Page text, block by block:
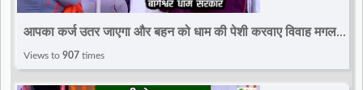
आपका कर्ज उतर जाएगा और बहन को धाम की पेशी करवाए विवाह मगल
पूर्ण हो जाएगा~Divya Darbar~Bageshwar Dham
Views to 907 times